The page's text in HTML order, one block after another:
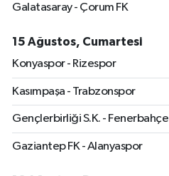
Galatasaray - Çorum FK
15 Ağustos, Cumartesi
Konyaspor - Rizespor
Kasımpaşa - Trabzonspor
Gençlerbirliği S.K. - Fenerbahçe
Gaziantep FK - Alanyaspor